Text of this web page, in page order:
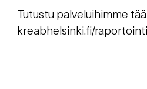
Tutustu palveluihimme
kreabhelsinki.fi/raportointi